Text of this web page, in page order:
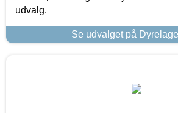
udvalg.
Se udvalget på